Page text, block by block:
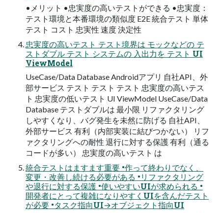
•メリット •忠実度の高いテストができる •忠実度：
テスト環境と本番環境の類似度 E2E 統合テスト 単体
テスト コスト 忠実性 速度 決定性
忠実度の高いテスト テスト境界は モックなどの テ
ストダブル テスト システムの 入出力を テスト UI
ViewModel
UseCase/Data Database Androidアプリ 自社API、外
部サービス テスト テスト テスト 忠実度の高いテス
ト 忠実度の低いテスト UI ViewModel UseCase/Data
Database テストダブルは 最小限 リファクタリング
しやすくなり、バグ発生を未然に防げる 自社API、
外部サービス 有利（内部実装に結びつかない） リフ
ァクタリングへの耐性 退行に対する保護 有利（通る
コードが多い） 忠実度の高いテスト は
統合テストはますます重要 •作って終わりでなく、
変更・改善し続ける必要がある •リファクタリング
や退行に対する保護 •使いやすいUIが求められる •
開発者にとって複雑になりやすくUIを含んだテスト
が必要 •タスク指向UI→オブジェクト指向UI